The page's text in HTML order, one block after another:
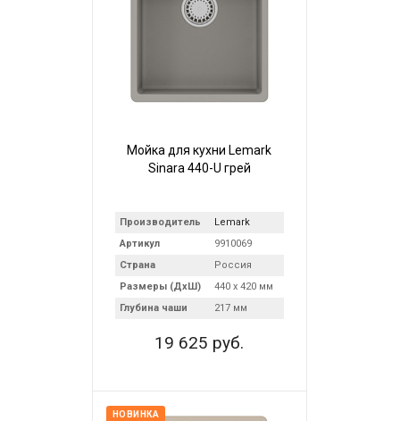
Мойка для кухни Lemark
Sinara 440-U грей
Производитель
Lemark
Артикул
9910069
Страна
Россия
Размеры (ДхШ)
440 х 420 мм
Глубина чаши
217 мм
19 625 руб.
НОВИНКА